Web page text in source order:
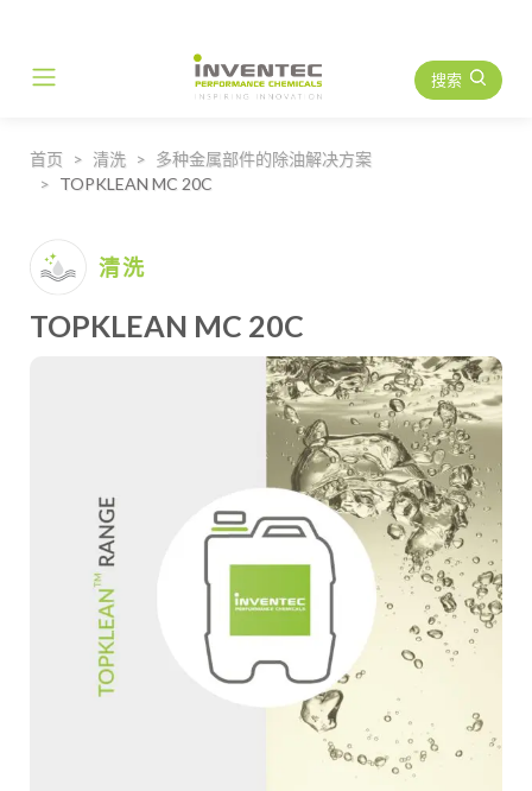
Main Navigation 搜索
首页 清洗
多种金属部件的除油解决方案
TOPKLEAN MC 20C
清洗
TOPKLEAN MC 20C